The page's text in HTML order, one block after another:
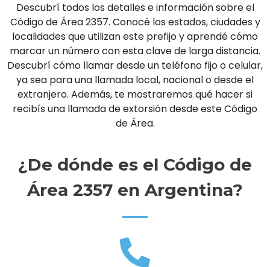
Descubrí todos los detalles e información sobre el
Código de Área 2357. Conocé los estados, ciudades y
localidades que utilizan este prefijo y aprendé cómo
marcar un número con esta clave de larga distancia.
Descubrí cómo llamar desde un teléfono fijo o celular,
ya sea para una llamada local, nacional o desde el
extranjero. Además, te mostraremos qué hacer si
recibís una llamada de extorsión desde este Código
de Área.
¿De dónde es el Código de
Área 2357 en Argentina?